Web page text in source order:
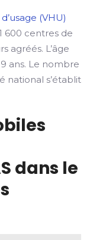
(VHU)
600 centres de
agréés. L’âge
ans. Le nombre
national s’établit
dans le